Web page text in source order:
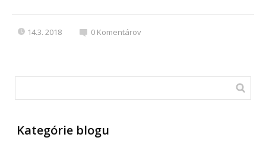
14.3. 2018 0 Komentárov
Kategórie blogu